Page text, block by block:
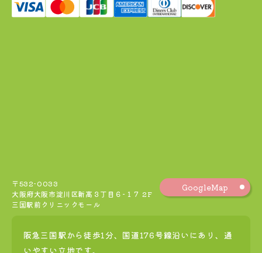
〒532-0033
大阪府大阪市淀川区新高３丁目６−１７ 2F
三国駅前クリニックモール
GoogleMap
阪急三国駅から徒歩1分、国道176号線沿いにあり、通
いやすい立地です。